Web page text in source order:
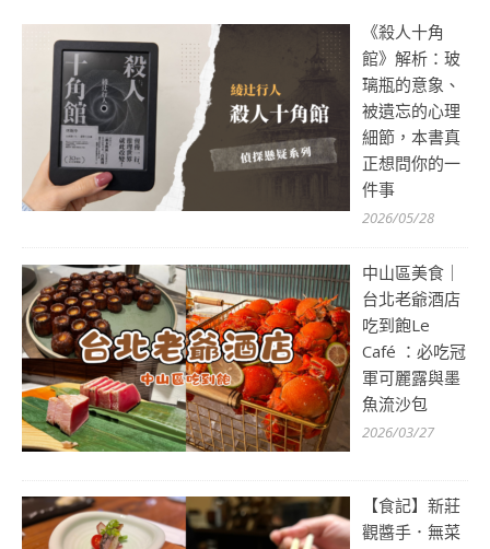
《殺人十角
館》解析：玻
璃瓶的意象、
被遺忘的心理
細節，本書真
正想問你的一
件事
2026/05/28
中山區美食｜
台北老爺酒店
吃到飽Le
Café ：必吃冠
軍可麗露與墨
魚流沙包
2026/03/27
【食記】新莊
觀醬手．無菜